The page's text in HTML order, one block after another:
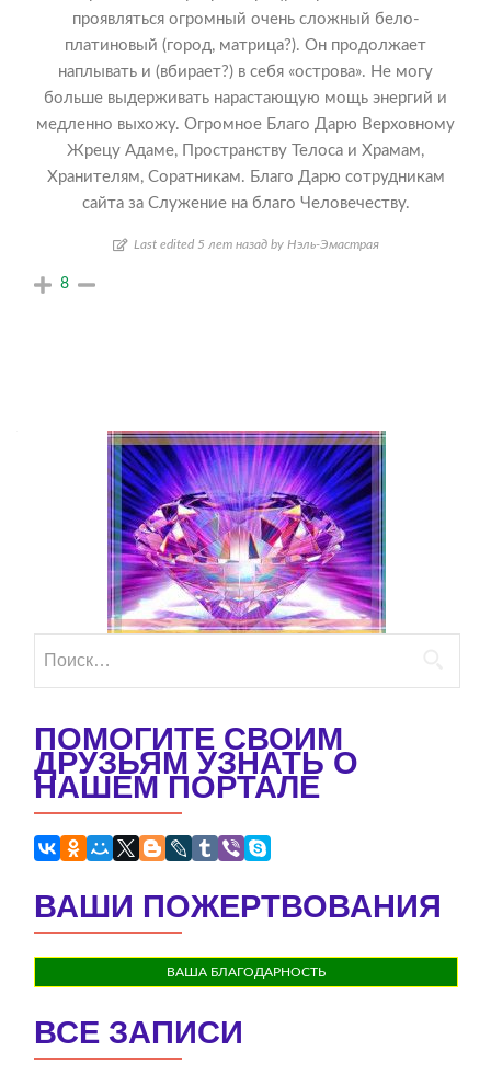
проявляться огромный очень сложный бело-
платиновый (город, матрица?). Он продолжает
наплывать и (вбирает?) в себя «острова». Не могу
больше выдерживать нарастающую мощь энергий и
медленно выхожу. Огромное Благо Дарю Верховному
Жрецу Адаме, Пространству Телоса и Храмам,
Хранителям, Соратникам. Благо Дарю сотрудникам
сайта за Служение на благо Человечеству.
Last edited 5 лет назад by Нэль-Эмастрая
8
ПОМОГИТЕ СВОИМ
ДРУЗЬЯМ УЗНАТЬ О
НАШЕМ ПОРТАЛЕ
ВАШИ ПОЖЕРТВОВАНИЯ
ВАША БЛАГОДАРНОСТЬ
ВСЕ ЗАПИСИ